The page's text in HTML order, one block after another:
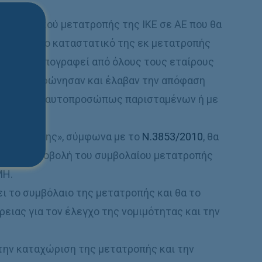
μετατροπής της IKE σε AE που θα
το καταστατικό της εκ μετατροπής
θα υπογραφεί από όλους τους εταίρους
που συμφώνησαν και έλαβαν την απόφαση
(αυτοπροσώπως παρισταμένων ή με
Στάσης», σύμφωνα με το Ν.3853/2010, θα
την υποβολή του συμβολαίου μετατροπής
το συμβόλαιο της μετατροπής και θα το
για τον έλεγχο της νομιμότητας και την
καταχώριση της μετατροπής και την